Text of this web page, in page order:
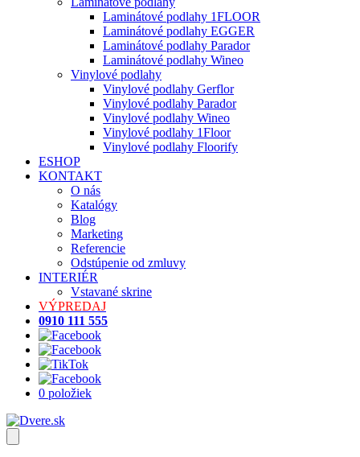
Laminátové podlahy 1FLOOR
Laminátové podlahy EGGER
Laminátové podlahy Parador
Laminátové podlahy Wineo
Vinylové podlahy
Vinylové podlahy Gerflor
Vinylové podlahy Parador
Vinylové podlahy Wineo
Vinylové podlahy 1Floor
Vinylové podlahy Floorify
ESHOP
KONTAKT
O nás
Katalógy
Blog
Marketing
Referencie
Odstúpenie od zmluvy
INTERIÉR
Vstavané skrine
VÝPREDAJ
0910 111 555
0 položiek